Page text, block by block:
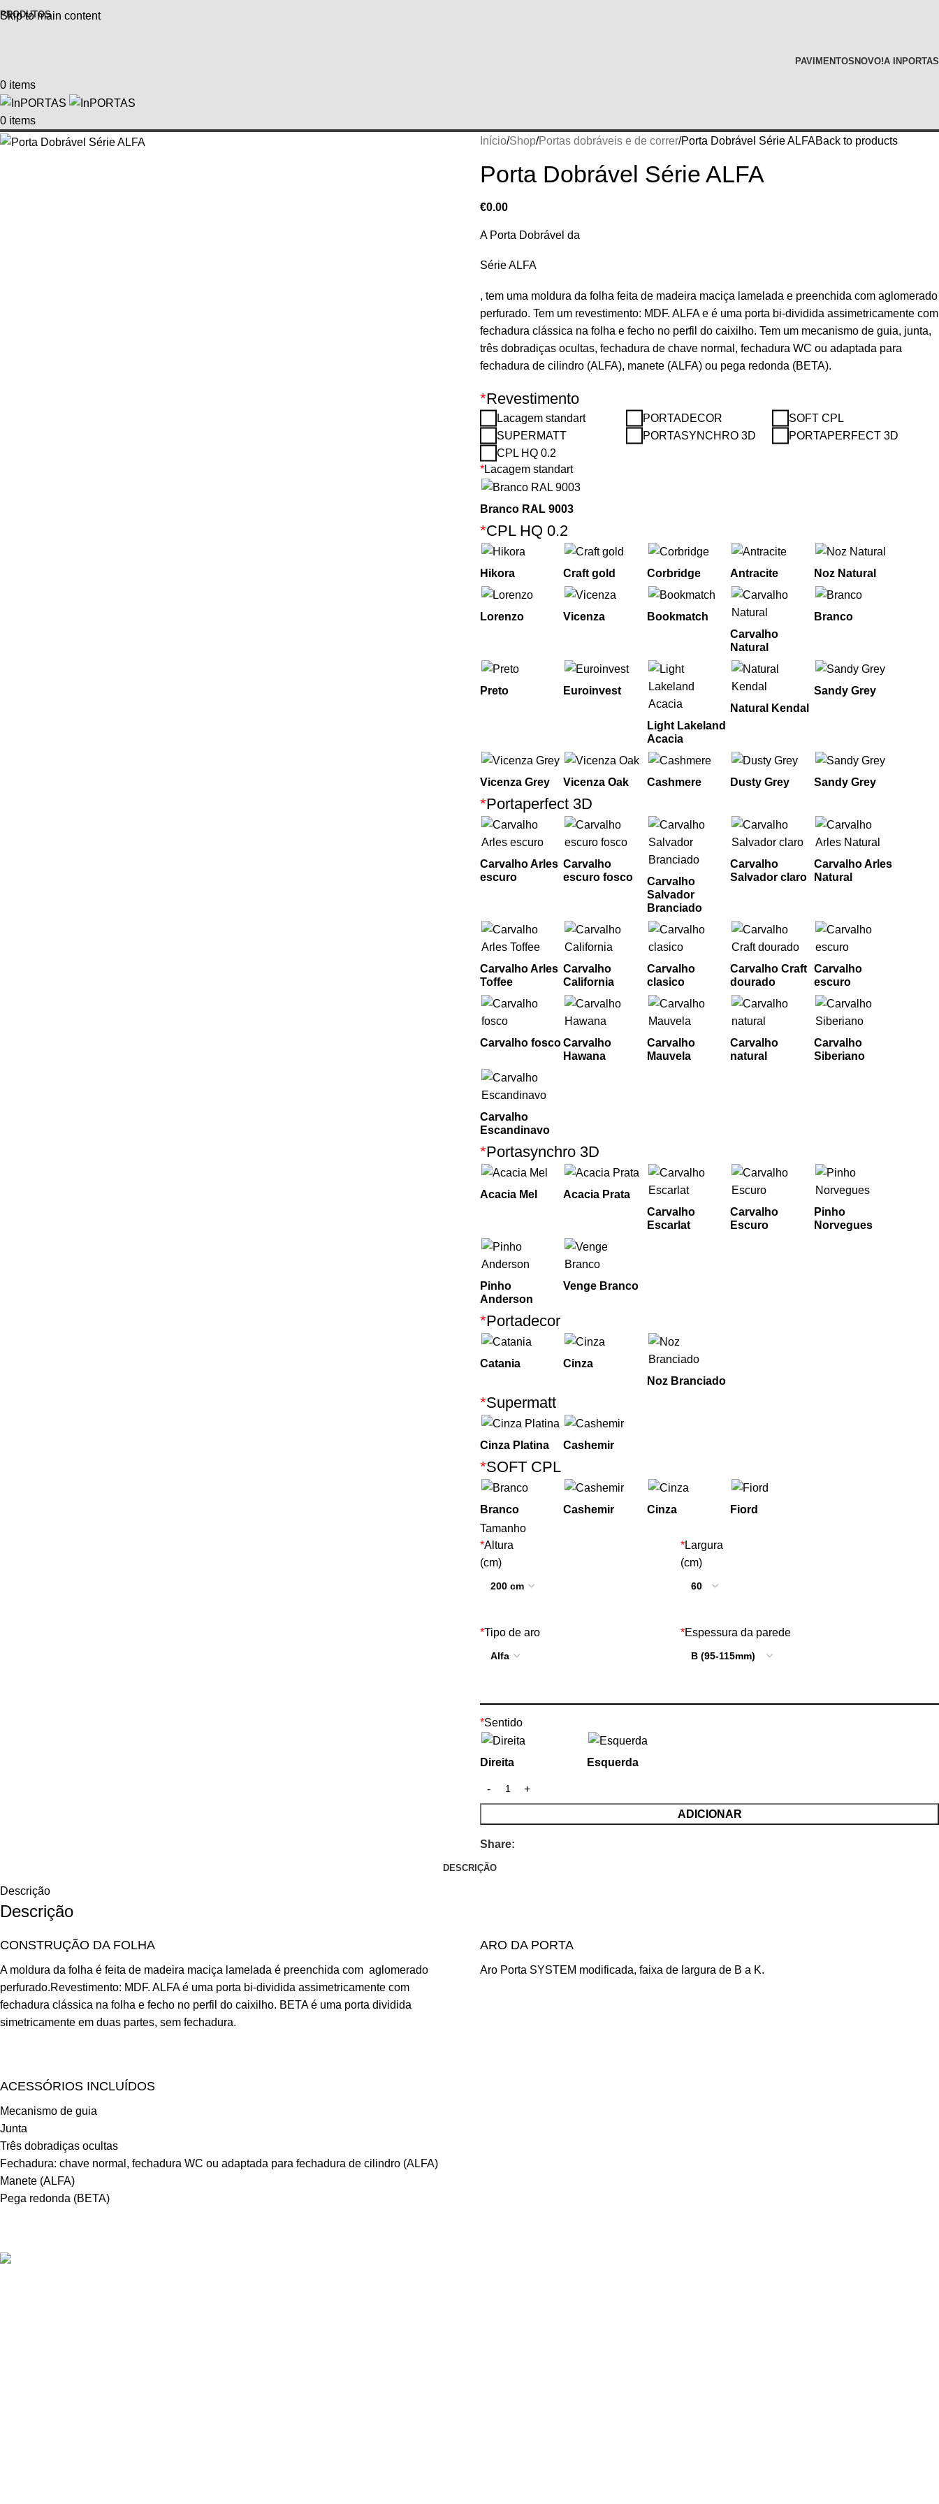
Skip to main content
PRODUTOS
PAVIMENTOS NOVO!A INPORTAS
0 items
0 items
Início Shop Portas dobráveis e de correr Porta Dobrável Série ALFABack to products
Porta Dobrável Série ALFA
€0.00
A Porta Dobrável da
Série ALFA
, tem uma moldura da folha feita de madeira maciça lamelada e preenchida com aglomerado
perfurado. Tem um revestimento: MDF. ALFA e é uma porta bi-dividida assimetricamente com
fechadura clássica na folha e fecho no perfil do caixilho. Tem um mecanismo de guia, junta,
três dobradiças ocultas, fechadura de chave normal, fechadura WC ou adaptada para
fechadura de cilindro (ALFA), manete (ALFA) ou pega redonda (BETA).
*Revestimento
Lacagem standart PORTADECOR
SOFT CPL
SUPERMATT
PORTASYNCHRO 3D
PORTAPERFECT 3D
CPL HQ 0.2
*Lacagem standart
Branco RAL 9003
*CPL HQ 0.2
Hikora Craft gold Corbridge Antracite Noz Natural
Lorenzo Vicenza
Bookmatch
Carvalho
Natural
Branco
Preto Euroinvest
Light Lakeland
Acacia
Natural Kendal
Sandy Grey
Vicenza Grey Vicenza Oak Cashmere Dusty Grey Sandy Grey
*Portaperfect 3D
Carvalho Arles
escuro
Carvalho
escuro fosco
Carvalho
Salvador
Branciado
Carvalho
Salvador claro
Carvalho Arles
Natural
Carvalho Arles
Toffee
Carvalho
California
Carvalho
clasico
Carvalho Craft
dourado
Carvalho
escuro
Carvalho foscoCarvalho
Hawana
Carvalho
Mauvela
Carvalho
natural
Carvalho
Siberiano
Carvalho
Escandinavo
*Portasynchro 3D
Acacia Mel
Acacia Prata
Carvalho
Escarlat
Carvalho
Escuro
Pinho
Norvegues
Pinho
Anderson
Venge Branco
*Portadecor
Catania
Cinza
Noz Branciado
*Supermatt
Cinza Platina Cashemir
*SOFT CPL
Branco Cashemir Cinza
Fiord
Tamanho
*Altura
(cm)
*Largura
(cm)
*Tipo de aro *Espessura da parede
*Sentido
Direita Esquerda
ADICIONAR
Share:
DESCRIÇÃO
Descrição
Descrição
CONSTRUÇÃO DA FOLHA
A moldura da folha é feita de madeira maciça lamelada é preenchida com aglomerado
perfurado.Revestimento: MDF. ALFA é uma porta bi-dividida assimetricamente com
fechadura clássica na folha e fecho no perfil do caixilho. BETA é uma porta dividida
simetricamente em duas partes, sem fechadura.
ACESSÓRIOS INCLUÍDOS
Mecanismo de guia
Junta
Três dobradiças ocultas
Fechadura: chave normal, fechadura WC ou adaptada para fechadura de cilindro (ALFA)
Manete (ALFA)
Pega redonda (BETA)
ARO DA PORTA
Aro Porta SYSTEM modificada, faixa de largura de B a K.